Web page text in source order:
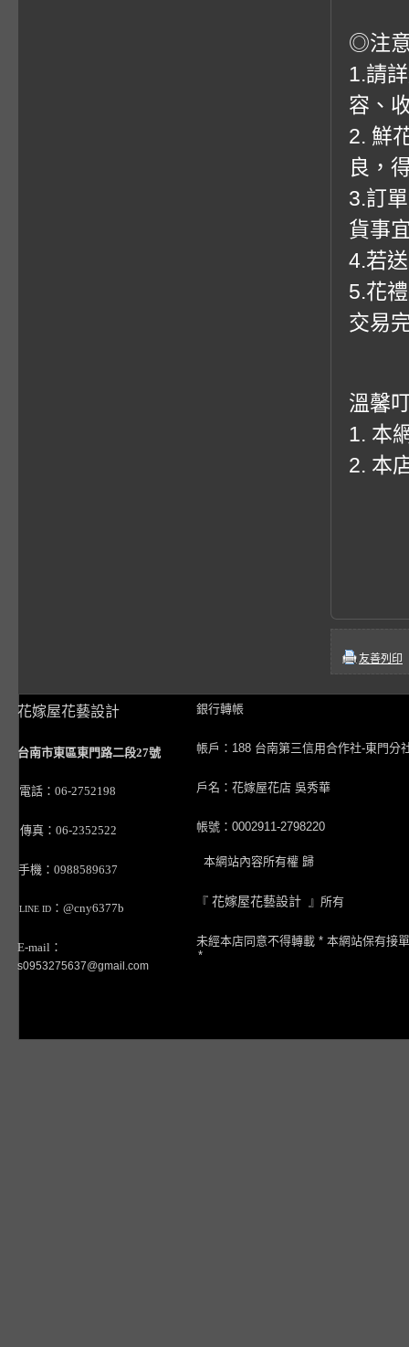
◎注
1.請
容、
2. 鮮
良，
3.訂
貨事
4.若
5.花
交易
溫馨
1. 本
2. 本
友善列印
花嫁屋花藝設計
台南市東區東門路二段27號
電話：06-2752198
傳真：06-2352522
手機：0988589637
LINE ID ：@cny6377b
E-mail：
s0953275637@gmail.com
銀行轉帳
帳戶：188 台南第三信用合作社-東門分
戶名：花嫁屋花店 吳秀華
帳號：0002911-2798220
本網站內容所有權 歸
『 花嫁屋花藝設計 』所有
未經本店同意不得轉載 * 本網站保有接
*